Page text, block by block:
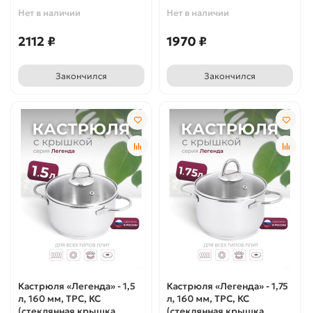
Нет в наличии
2112 ₽
Закончился
Нет в наличии
1970 ₽
Закончился
Кастрюля «Легенда» - 1,5
л, 160 мм, ТРС, КС
Кастрюля «Легенда» - 1,75
л, 160 мм, ТРС, КС